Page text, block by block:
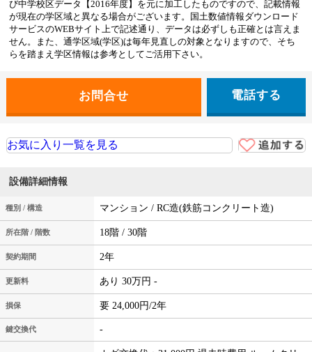
び中学校区データ【2016年度】を元に加工したものですので、記載情報
が現在の学区域と異なる場合がございます。国土数値情報ダウンロード
サービスのWEBサイト上で記述通り、データは必ずしも正確とは言えま
せん。また、通学区域(学区)は毎年見直しの対象となりますので、そち
らを踏まえ学区情報は参考としてご活用下さい。
電話する
お気に入り一覧を見る
設備詳細情報
種別 / 構造 マンション / RC造(鉄筋コンクリート造)
所在階 / 階数 18階 / 30階
契約期間 2年
更新料 あり 30万円 -
損保 要 24,000円/2年
鍵交換代 -